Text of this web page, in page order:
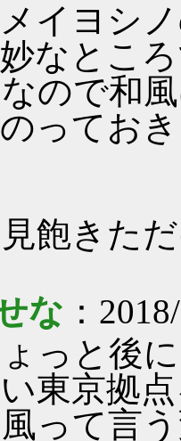
イヨシ
なところ
ので和
ってお
見飽きた
な ：
っと後
東京拠
って言